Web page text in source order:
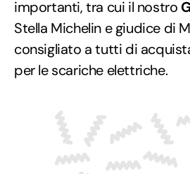
importanti, tra cui il nostro
Stella Michelin e giudice di
consigliato a tutti di
per le scariche elettriche.